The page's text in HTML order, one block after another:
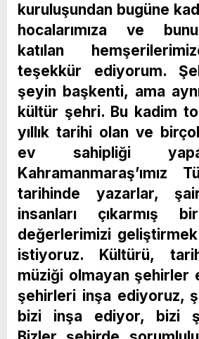
kuruluşundan bugüne
hocalarımıza ve
katılan
teşekkür ediyorum.
şeyin başkenti, ama
kültür şehri. Bu kadim
yıllık tarihi olan ve
ev sahipliği
Kahramanmaraş’ımız
tarihinde yazarlar,
insanları çıkarmış
değerlerimizi
istiyoruz. Kültürü,
müziği olmayan şehirler
şehirleri inşa ediyoruz,
bizi inşa ediyor, bizi